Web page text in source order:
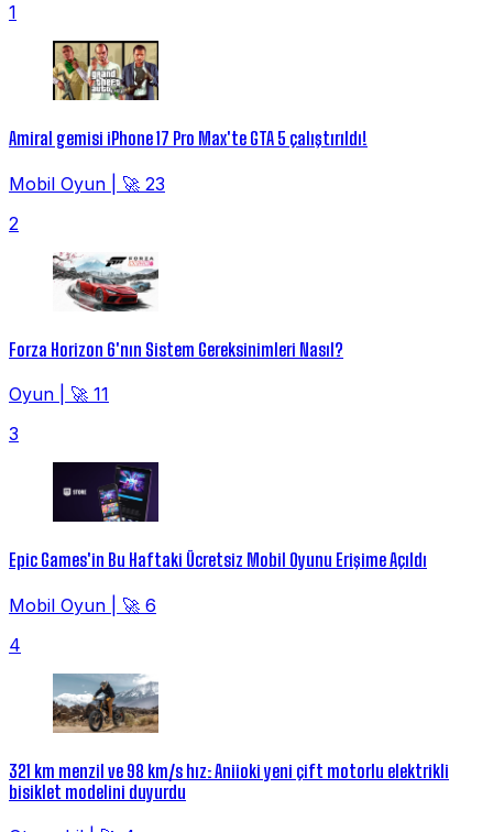
1
Amiral gemisi iPhone 17 Pro Max'te GTA 5 çalıştırıldı!
Mobil Oyun
🚀 23
2
Forza Horizon 6'nın Sistem Gereksinimleri Nasıl?
Oyun
🚀 11
3
Epic Games'in Bu Haftaki Ücretsiz Mobil Oyunu Erişime Açıldı
Mobil Oyun
🚀 6
4
321 km menzil ve 98 km/s hız: Aniioki yeni çift motorlu elektrikli
bisiklet modelini duyurdu